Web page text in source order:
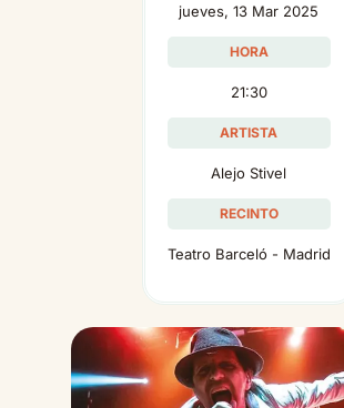
jueves, 13 Mar 2025
HORA
21:30
ARTISTA
Alejo Stivel
RECINTO
Teatro Barceló - Madrid